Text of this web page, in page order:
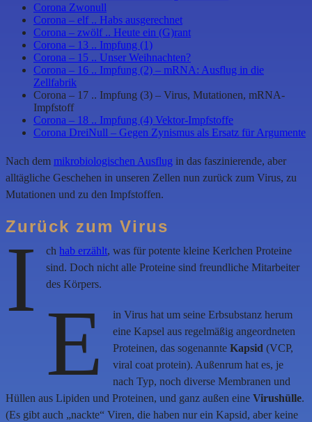
Corona Zwonull
Corona – elf .. Habs ausgerechnet
Corona – zwölf .. Heute ein (G)rant
Corona – 13 .. Impfung (1)
Corona – 15 .. Unser Weihnachten?
Corona – 16 .. Impfung (2) – mRNA: Ausflug in die
Zellfabrik
Corona – 17 .. Impfung (3) – Virus, Mutationen, mRNA-
Impfstoff
Corona – 18 .. Impfung (4) Vektor-Impfstoffe
Corona DreiNull – Gegen Zynismus als Ersatz für Argumente
Nach dem mikrobiologischen Ausflug in das faszinierende, aber
alltägliche Geschehen in unseren Zellen nun zurück zum Virus, zu
Mutationen und zu den Impfstoffen.
Zurück zum Virus
I chhab erzählt, was für potente kleine Kerlchen Proteine
sind. Doch nicht alle Proteine sind freundliche Mitarbeiter
des Körpers.
E
in Virus hat um seine Erbsubstanz herum
eine Kapsel aus regelmäßig angeordneten
Proteinen, das sogenannte Kapsid (VCP,
viral coat protein). Außenrum hat es, je
nach Typ, noch diverse Membranen und
Hüllen aus Lipiden und Proteinen, und ganz außen eine Virushülle.
(Es gibt auch „nackte“ Viren, die haben nur ein Kapsid, aber keine